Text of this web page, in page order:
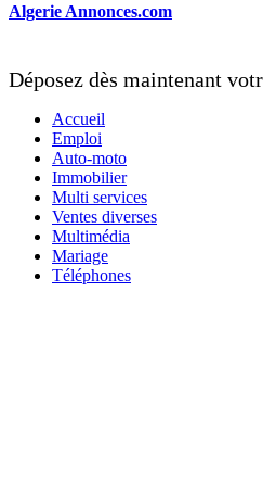
Algerie Annonces.com
Déposez dès maintenant
Accueil
Emploi
Auto-moto
Immobilier
Multi services
Ventes diverses
Multimédia
Mariage
Téléphones